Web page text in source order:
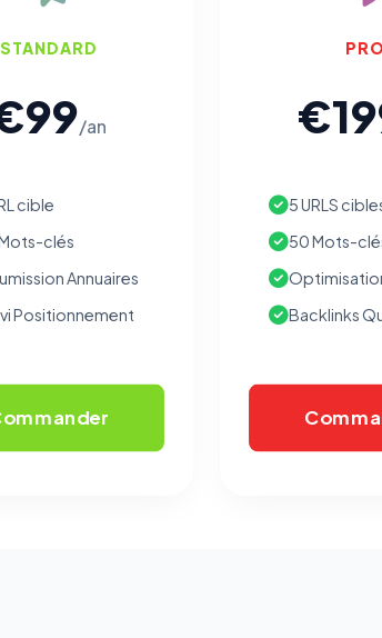
STANDARD
/an
cible
clés
Annuaires
Positionnement
PRO
5 URLS
50 Mots-
Backlinks